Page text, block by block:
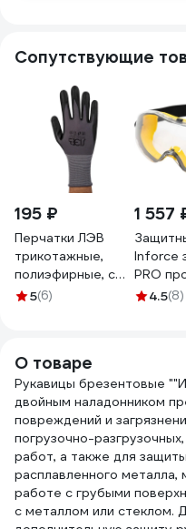
Сопутствующие
195 ₽
Перчатки ЛЭВ
трикотажные,
полиэфирные, с
нитриловым
5(6)
1 557
Inforce
PRO
линзы
4.5(8)
О товаре
Рукавицы брезентовые
двойным наладонником
повреждений и
погрузочно-
работ, а также для
расплавленного металла,
работе с грубыми
с металлом или стеклом.